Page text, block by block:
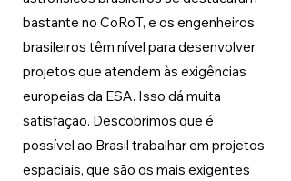
bastante no CoRoT, e os engenheiros
brasileiros têm nível para desenvolver
projetos que atendem às exigências
europeias da ESA. Isso dá muita
satisfação. Descobrimos que é
possível ao Brasil trabalhar em projetos
espaciais, que são os mais exigentes